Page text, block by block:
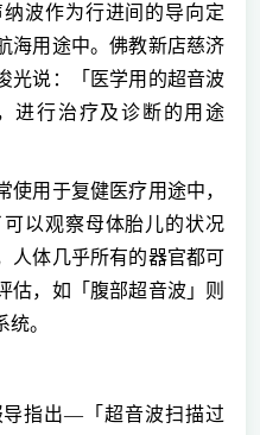
波作为行进间的导向定
海用途中。佛教新店慈济
光说：「医学用的超音波
进行治疗及诊断的用途
用于复健医疗用途中，
以观察母体胎儿的状况
人体几乎所有的器官都可
估，如「腹部超音波」则
。
指出—「超音波扫描过